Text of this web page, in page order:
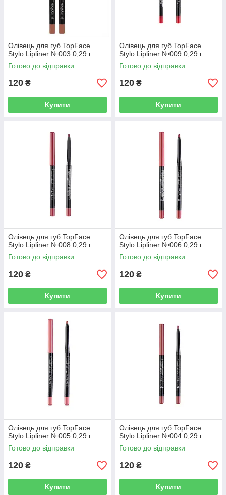
Олівець для губ TopFace
Stylo Lipliner №003 0,29 г
Готово до відправки
120 ₴
Купити
Олівець для губ TopFace
Stylo Lipliner №009 0,29 г
Готово до відправки
120 ₴
Купити
Олівець для губ TopFace
Stylo Lipliner №008 0,29 г
Готово до відправки
120 ₴
Купити
Олівець для губ TopFace
Stylo Lipliner №006 0,29 г
Готово до відправки
120 ₴
Купити
Олівець для губ TopFace
Stylo Lipliner №005 0,29 г
Готово до відправки
120 ₴
Купити
Олівець для губ TopFace
Stylo Lipliner №004 0,29 г
Готово до відправки
120 ₴
Купити